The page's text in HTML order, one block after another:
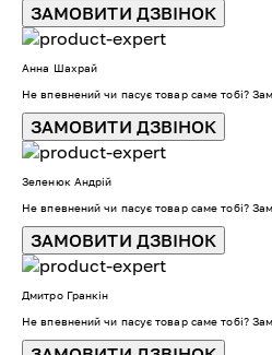
ЗАМОВИТИ ДЗВІНОК
Анна Шахрай
Не впевнений чи пасує товар саме тобі?
ЗАМОВИТИ ДЗВІНОК
Зеленюк Андрій
Не впевнений чи пасує товар саме тобі?
ЗАМОВИТИ ДЗВІНОК
Дмитро Гранкін
Не впевнений чи пасує товар саме тобі?